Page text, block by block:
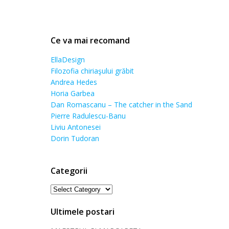
Ce va mai recomand
EllaDesign
Filozofia chiriaşului grăbit
Andrea Hedes
Horia Garbea
Dan Romascanu – The catcher in the Sand
Pierre Radulescu-Banu
Liviu Antonesei
Dorin Tudoran
Categorii
Categorii
Ultimele postari